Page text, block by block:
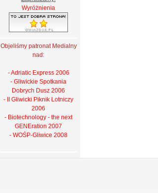
Wyróżnienia
Objeliśmy patronat Medialny
nad:
- Adriatic Express 2006
- Gliwickie Spotkania
Dobrych Dusz 2006
- II Gliwicki Piknik Lotniczy
2006
- Biotechnology - the next
GENEration 2007
- WOŚP-Gliwice 2008